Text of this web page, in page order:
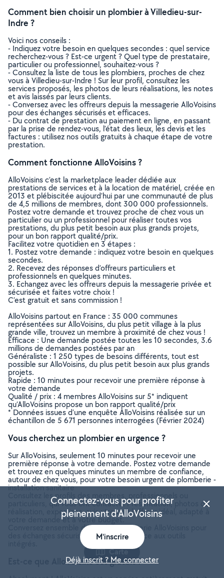
Comment bien choisir un plombier à Villedieu-sur-
Indre ?
Voici nos conseils :
- Indiquez votre besoin en quelques secondes : quel service
recherchez-vous ? Est-ce urgent ? Quel type de prestataire,
particulier ou professionnel, souhaitez-vous ?
- Consultez la liste de tous les plombiers, proches de chez
vous à Villedieu-sur-Indre ! Sur leur profil, consultez les
services proposés, les photos de leurs réalisations, les notes
et avis laissés par leurs clients.
- Conversez avec les offreurs depuis la messagerie AlloVoisins
pour des échanges sécurisés et efficaces.
- Du contrat de prestation au paiement en ligne, en passant
par la prise de rendez-vous, l’état des lieux, les devis et les
factures : utilisez nos outils gratuits à chaque étape de votre
prestation.
Comment fonctionne AlloVoisins ?
AlloVoisins c’est la marketplace leader dédiée aux
prestations de services et à la location de matériel, créée en
2013 et plébiscitée aujourd’hui par une communauté de plus
de 4,5 millions de membres, dont 300 000 professionnels.
Postez votre demande et trouvez proche de chez vous un
particulier ou un professionnel pour réaliser toutes vos
prestations, du plus petit besoin aux plus grands projets,
pour un bon rapport qualité/prix.
Facilitez votre quotidien en 3 étapes :
1. Postez votre demande : indiquez votre besoin en quelques
secondes.
2. Recevez des réponses d’offreurs particuliers et
professionnels en quelques minutes.
3. Echangez avec les offreurs depuis la messagerie privée et
sécurisée et faites votre choix !
C’est gratuit et sans commission !
AlloVoisins partout en France : 35 000 communes
représentées sur AlloVoisins, du plus petit village à la plus
grande ville, trouvez un membre à proximité de chez vous !
Efficace : Une demande postée toutes les 10 secondes, 3.6
millions de demandes postées par an
Généraliste : 1 250 types de besoins différents, tout est
possible sur AlloVoisins, du plus petit besoin aux plus grands
projets.
Rapide : 10 minutes pour recevoir une première réponse à
votre demande
Qualité / prix : 4 membres AlloVoisins sur 5* indiquent
qu’AlloVoisins propose un bon rapport qualité/prix
* Données issues d’une enquête AlloVoisins réalisée sur un
échantillon de 5 671 personnes interrogées (Février 2024)
Vous cherchez un plombier en urgence ?
Sur AlloVoisins, seulement 10 minutes pour recevoir une
première réponse à votre demande. Postez votre demande
et trouvez en quelques minutes un membre de confiance,
autour de chez vous, pour votre besoin urgent de plomberie -
installation sanitaire
Consultez les profils des membres, professionnels ou
particuliers, qui vous ont contacté. Présentation, photos de
réalisation, expertises, avis : trouvez l'offreur idéal, adapté à
votre demande et à votre budget.
Conversez ensemble depuis la messagerie AlloVoisins pour
des échanges sécurisés et efficaces grâce aux outils
Est-ce que AlloVoisins est gratuit ?
Carte
Connectez-vous pour profiter
pleinement d'AlloVoisins
M'inscrire
Déjà inscrit ? Me connecter